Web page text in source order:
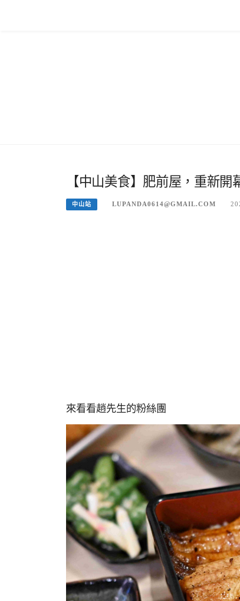
【中山美食】肥前屋，重新
中山站 LUPANDA0614@GMAIL.COM
來看看趙先生的粉絲團